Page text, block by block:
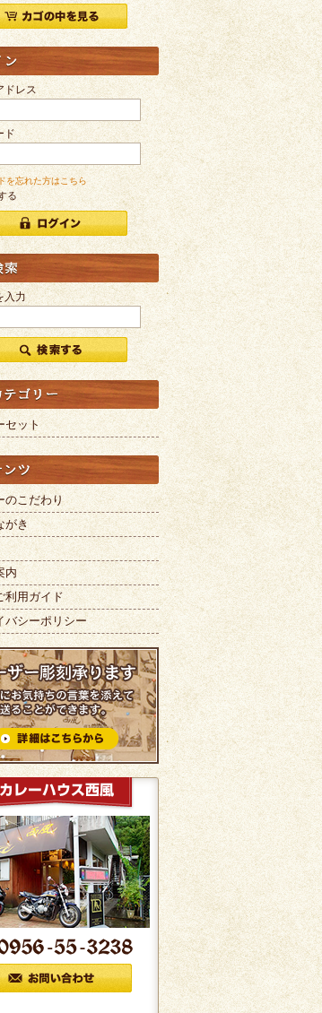
ドレス
ド
を忘れた方はこちら
る
入力
セット
のこだわり
がき
内
利用ガイド
バシーポリシー